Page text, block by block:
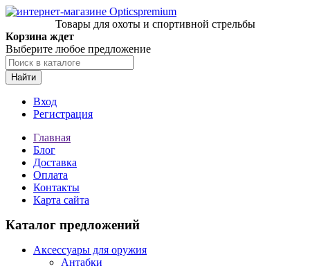
Товары для охоты и спортивной стрельбы
Корзина ждет
Выберите любое предложение
Найти
Вход
Регистрация
Главная
Блог
Доставка
Оплата
Контакты
Карта сайта
Каталог предложений
Аксессуары для оружия
Антабки